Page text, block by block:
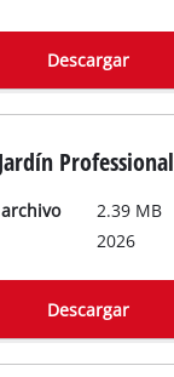
Descargar
Professional
2.39 MB
2026
Descargar